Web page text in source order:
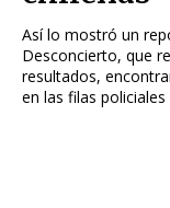
Así lo mostró un
Desconcierto, que
resultados,
en las filas